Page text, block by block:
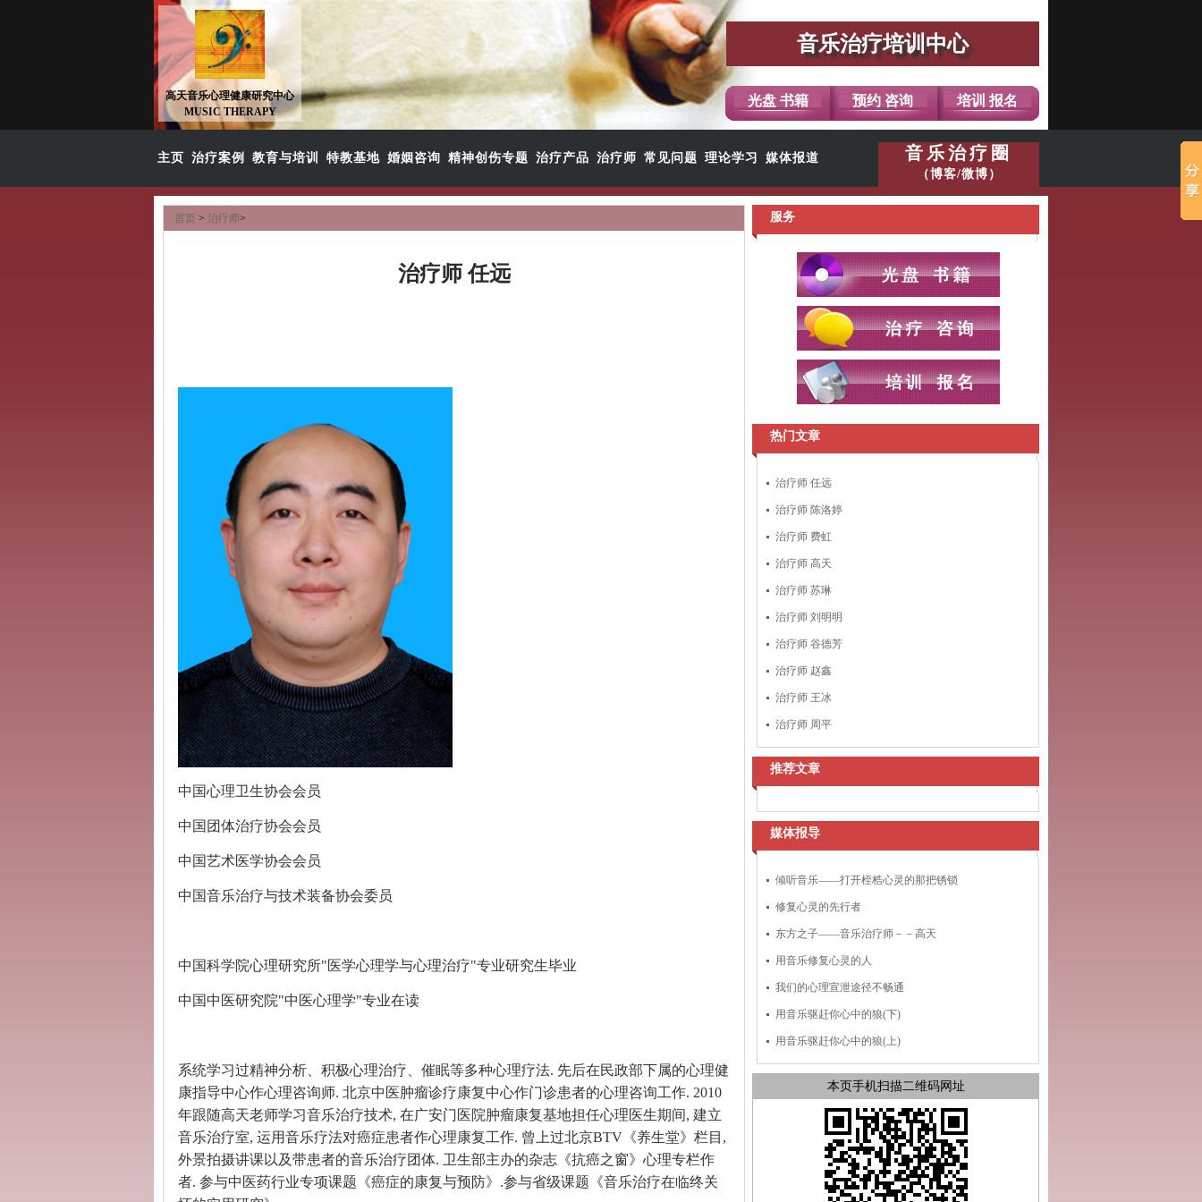
高天音乐心理健康研究中心
MUSIC THERAPY
音乐治疗培训中心
光盘 书籍 预约 咨询 培训 报名
主页 治疗案例 教育与培训 特教基地 婚姻咨询 精神创伤专题 治疗产品 治疗师 常见问题 理论学习 媒体报道 音乐治疗圈
（博客/微博）
首页 > 治疗师>
治疗师 任远
中国心理卫生协会会员
中国团体治疗协会会员
中国艺术医学协会会员
中国音乐治疗与技术装备协会委员
中国科学院心理研究所"医学心理学与心理治疗"专业研究生毕业
中国中医研究院"中医心理学"专业在读
系统学习过精神分析 积极心理治疗 催眠等多种心理疗法. 先后在民政部下属的心理健
康指导中心作心理咨询师. 北京中医肿瘤诊疗康复中心作门诊患者的心理咨询工作. 2010
年跟随高天老师学习音乐治疗技术, 在广安门医院肿瘤康复基地担任心理医生期间, 建立
音乐治疗室, 运用音乐疗法对癌症患者作心理康复工作. 曾上过北京BTV 《养生堂》栏目 ,
外景拍摄讲课以及带患者的音乐治疗团体. 卫生部主办的杂志《抗癌之窗》心理专栏作
者. 参与中医药行业专项课题《癌症的康复与预防》 .参与省级课题《音乐治疗在临终关
服务
热门文章
治疗师 任远
治疗师 陈洛婷
治疗师 费虹
治疗师 高天
治疗师 苏琳
治疗师 刘明明
治疗师 谷德芳
治疗师 赵鑫
治疗师 王冰
治疗师 周平
推荐文章
媒体报导
倾听音乐——打开桎梏心灵的那把锈锁
修复心灵的先行者
东方之子——音乐治疗师－－高天
用音乐修复心灵的人
我们的心理宣泄途径不畅通
用音乐驱赶你心中的狼(下)
用音乐驱赶你心中的狼(上)
本页手机扫描二维码网址